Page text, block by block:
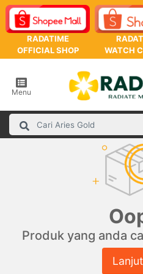
RADATIME
OFFICIAL SHOP
WATCH
Menu
Produk yang anda